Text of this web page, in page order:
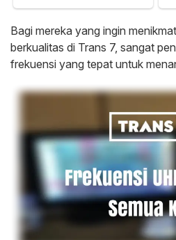
Bagi mereka yang ingin
berkualitas di Trans 7, sangat
frekuensi yang tepat untuk